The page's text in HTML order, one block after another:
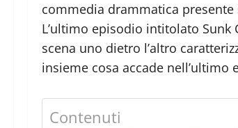
commedia drammatica
L’ultimo episodio intitolato
scena uno dietro l’altro
insieme cosa accade nell’ultimo
Contenuti